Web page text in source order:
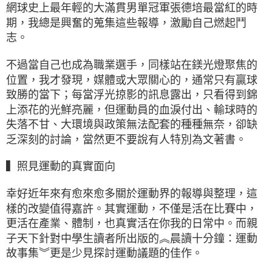
網球史上最年輕的大滿貫男單冠軍張德培最當紅的時
期，我總是興奮的蒐集這些報導，激勵自己燃起鬥
志。
不過當自己也成為職業選手，同樣站在鎂光燈聚焦的
位置，我才發現，媒體或大眾關心的，通常只有贏球
致勝的當下；每當浮光掠影的訊息露出，只看得到錦
上添花的光鮮亮麗，但運動員的血淚付出、輸球時的
失落不甘、大環境與政策無法配套的種種無奈，卻缺
乏深刻的討論，當然更不要說有人特別為文著書。
▍照見運動的真實面向
幸好近年來有愈來愈多關於運動界的報導與整理，這
樣的改變值得嘉許。其實運動，不僅是活在比賽中，
更活在產業、體制，也真實活在你我的日常中。而親
子天下針對中學生讀者所出版的︽晨讀十分鐘：運動
故事集︾更是少見探討運動議題的佳作。